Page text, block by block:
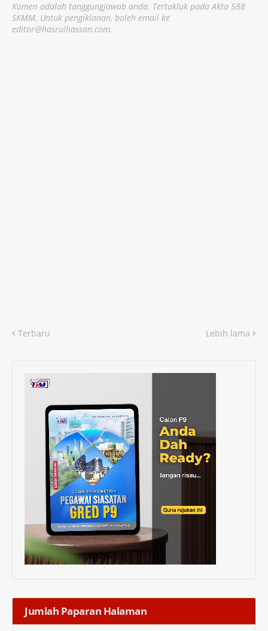
Komen adalah tanggungjawab anda. Tertakluk pada Akta 588
SKMM. Untuk pengiklanan, boleh email ke
editor@hasrulhassan.com.
Terbaru Lebih lama
Jumlah Paparan Halaman